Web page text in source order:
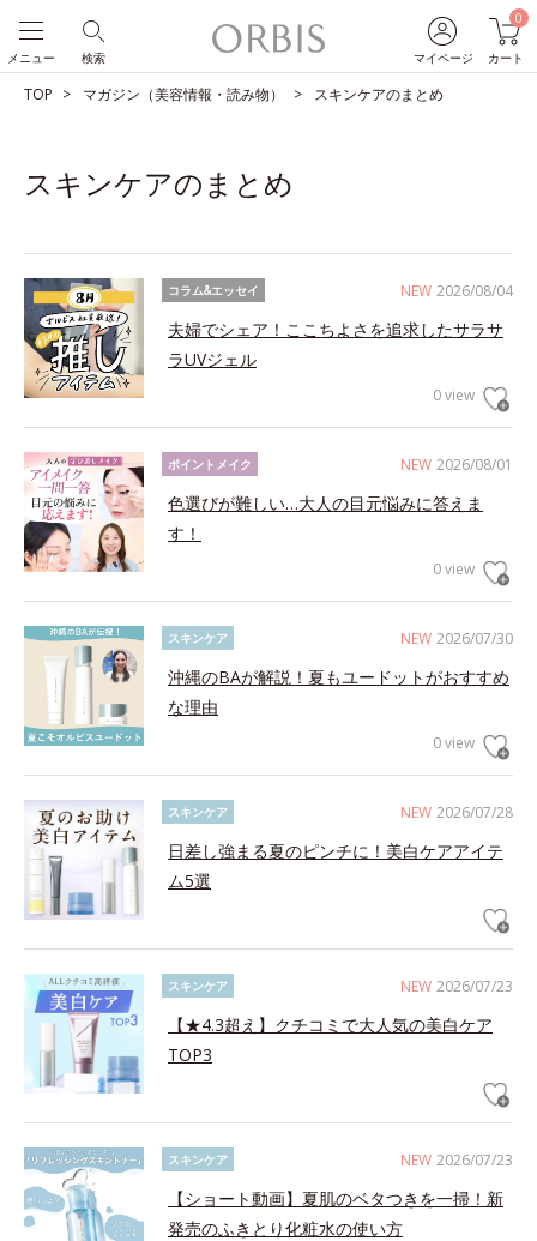
マイページ
0
カート
検索
メニュー
TOP マガジン（美容情報・読み物） スキンケアのまとめ
スキンケアのまとめ
NEW 2026/08/04
コラム&エッセイ
夫婦でシェア！ここちよさを追求したサラサ
ラUVジェル
0 view
NEW 2026/08/01
ポイントメイク
色選びが難しい…大人の目元悩みに答えま
す！
0 view
NEW 2026/07/30
スキンケア
沖縄のBAが解説！夏もユードットがおすすめ
な理由
0 view
NEW 2026/07/28
スキンケア
日差し強まる夏のピンチに！美白ケアアイテ
ム5選
NEW 2026/07/23
スキンケア
【★4.3超え】クチコミで大人気の美白ケア
TOP3
NEW 2026/07/23
スキンケア
【ショート動画】夏肌のベタつきを一掃！新
発売のふきとり化粧水の使い方